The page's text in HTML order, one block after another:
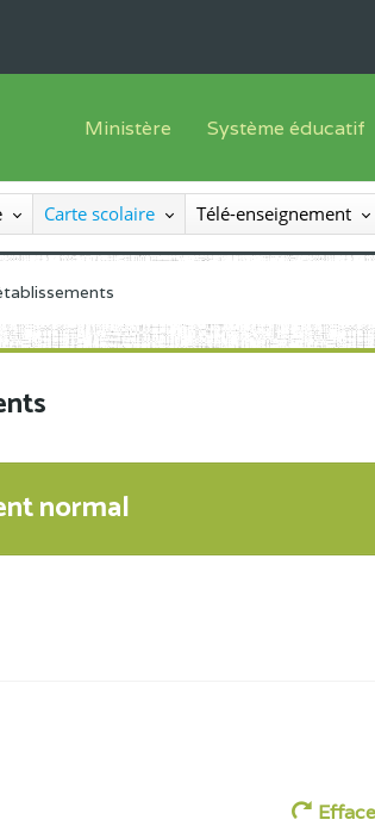
Ministère
Le Ministre
Le SEESEN
Inspection Générale des
Organigramme
Système éducatif
Offre de formation
Progammes
Carte scolaire Télé-enseignement
normal